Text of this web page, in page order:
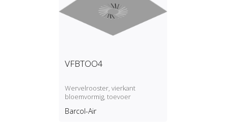
VFBTOO4
Wervelrooster, vierkant
bloemvormig, toevoer
Barcol-Air